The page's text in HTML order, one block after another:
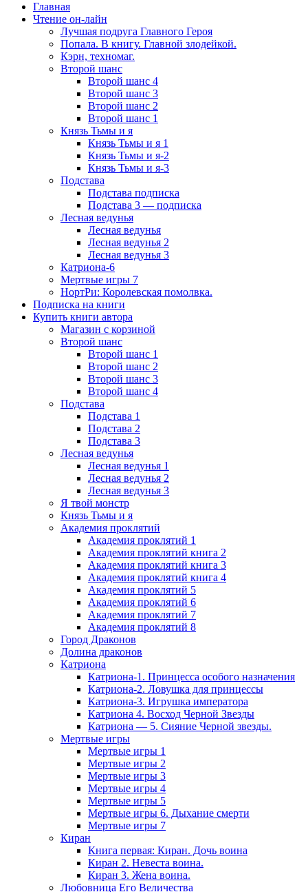
Главная
Чтение он-лайн
Лучшая подруга Главного Героя
Попала. В книгу. Главной злодейкой.
Кэрн, техномаг.
Второй шанс
Второй шанс 4
Второй шанс 3
Второй шанс 2
Второй шанс 1
Князь Тьмы и я
Князь Тьмы и я 1
Князь Тьмы и я-2
Князь Тьмы и я-3
Подстава
Подстава подписка
Подстава 3 — подписка
Лесная ведунья
Лесная ведунья
Лесная ведунья 2
Лесная ведунья 3
Катриона-6
Мертвые игры 7
НортРи: Королевская помолвка.
Подписка на книги
Купить книги автора
Магазин с корзиной
Второй шанс
Второй шанс 1
Второй шанс 2
Второй шанс 3
Второй шанс 4
Подстава
Подстава 1
Подстава 2
Подстава 3
Лесная ведунья
Лесная ведунья 1
Лесная ведунья 2
Лесная ведунья 3
Я твой монстр
Князь Тьмы и я
Академия проклятий
Академия проклятий 1
Академия проклятий книга 2
Академия проклятий книга 3
Академия проклятий книга 4
Академия проклятий 5
Академия проклятий 6
Академия проклятий 7
Академия проклятий 8
Город Драконов
Долина драконов
Катриона
Катриона-1. Принцесса особого назначения
Катриона-2. Ловушка для принцессы
Катриона-3. Игрушка императора
Катриона 4. Восход Черной Звезды
Катриона — 5. Сияние Черной звезды.
Мертвые игры
Мертвые игры 1
Мертвые игры 2
Мертвые игры 3
Мертвые игры 4
Мертвые игры 5
Мертвые игры 6. Дыхание смерти
Мертвые игры 7
Киран
Книга первая: Киран. Дочь воина
Киран 2. Невеста воина.
Киран 3. Жена воина.
Любовница Его Величества